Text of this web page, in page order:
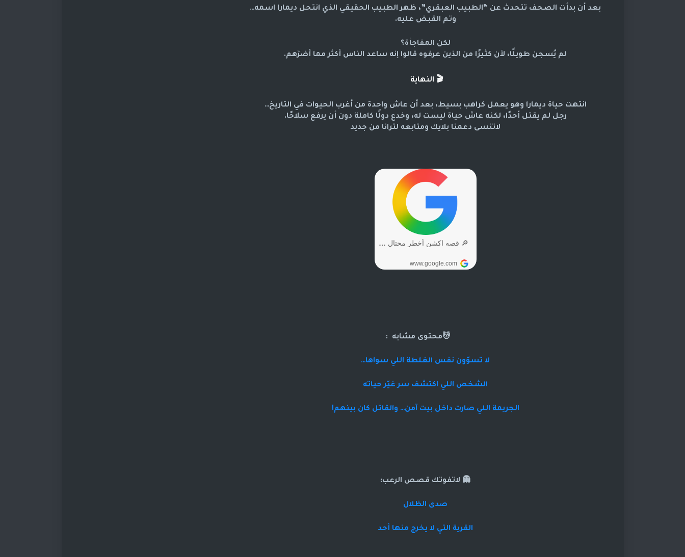
بعد أن بدأت الصحف تتحدث عن “الطبيب العبقري”، ظهر الطبيب الحقيقي الذي انتحل ديمارا اسمه…
وتم القبض عليه.
لكن المفاجأة؟
لم يُسجن طويلًا، لأن كثيرًا من الذين عرفوه قالوا إنه ساعد الناس أكثر مما أضرّهم.
🎬 النهاية
انتهت حياة ديمارا وهو يعمل كراهب بسيط، بعد أن عاش واحدة من أغرب الحيوات في التاريخ…
رجل لم يقتل أحدًا، لكنه عاش حياة ليست له، وخدع دولًا كاملة دون أن يرفع سلاحًا.
لاتنسى دعمنا بلايك ومتابعه لترانا من جديد
💆محتوى مشابه :
لا تسوّون نفس الغلطة اللي سواها…
الشخص اللي اكتشف سر غيّر حياته
الجريمة اللي صارت داخل بيت آمن… والقاتل كان بينهم!
👻 لاتفوتك قصص الرعب:
صدى الظلال
القرية التي لا يخرج منها أحد